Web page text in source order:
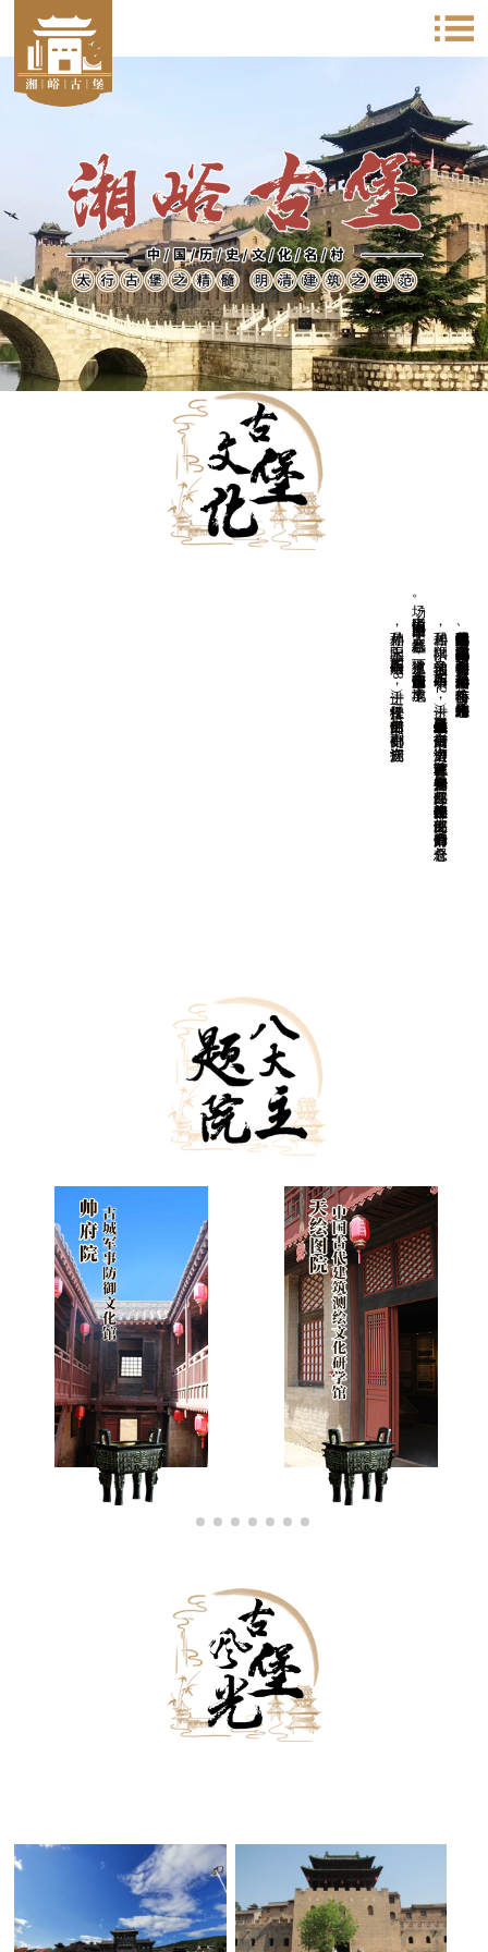
湘峪古堡是明代后期户部尚书孙居相、都察院右副都御史孙鼎相兄弟的故居。在《明史》中有孙居相传，孙鼎相附于孙居相传后，有一简略小传。光绪《沁水县志》二人均有传。
孙居相，
字拱阳，
又字伯辅，
明万历二十年（1
5
9
2
）进士，
任恩县（今山东平原县恩城镇）知县。
后任南京御史、
巡漕御史，
以直言敢谏著称。
天启初年升光禄少卿、
兵部左侍郎，
崇祯初年改任户部左侍郎、
吏部左侍郎，
后晋升户部尚书，
总督仓
场。因通信中说“
国事日非，
邪氛益恶”
，
被逮下狱，
谪戍潞州（今山西长治市），
卒于戍地。
孙鼎相，字玉阳，明万历二十六年（1598）进士，任松江推官。
后任吏部郎中、副都御史、湖广巡抚。